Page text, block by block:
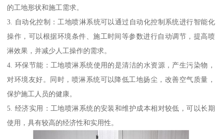
的工地形状和施工需求。
3. 自动化控制：工地喷淋系统可以通过自动化控制系统进行智能化
操作，可以根据环境条件、施工时间等参数进行自动调节，提高喷
淋效果，并减少人工操作的需求。
4. 环保节能：工地喷淋系统使用的是清洁的水资源，产生污染物，
对环境友好。同时，喷淋系统可以降低工地扬尘，改善空气质量，
保护施工人员的健康。
5. 经济实用：工地喷淋系统的安装和维护成本相对较低，可以长期
使用，具有较高的经济性和实用性。